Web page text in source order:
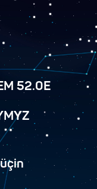
52.0E